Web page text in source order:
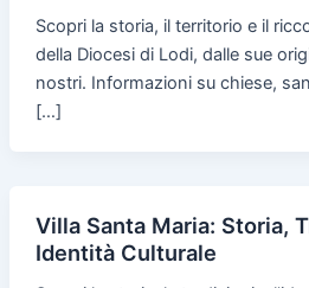
Scopri la storia, il territorio e il
della Diocesi di Lodi, dalle sue
nostri. Informazioni su chiese,
[…]
Villa Santa Maria: Storia,
Identità Culturale